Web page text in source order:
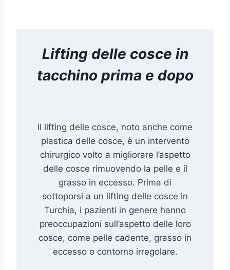
Lifting delle cosce in
tacchino prima e dopo
Il lifting delle cosce, noto anche come
plastica delle cosce, è un intervento
chirurgico volto a migliorare l’aspetto
delle cosce rimuovendo la pelle e il
grasso in eccesso. Prima di
sottoporsi a un lifting delle cosce in
Turchia, i pazienti in genere hanno
preoccupazioni sull’aspetto delle loro
cosce, come pelle cadente, grasso in
eccesso o contorno irregolare.